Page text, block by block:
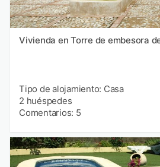
Vivienda en Torre de embesora
Tipo de alojamiento: Casa
2 huéspedes
Comentarios: 5